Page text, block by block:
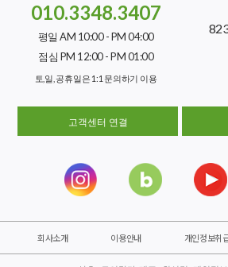
010.3348.3407
평일 AM 10:00 - PM 04:00
점심 PM 12:00 - PM 01:00
토,일, 공휴일은 1:1 문의하기 이용
고객센터 연결
회사소개 이용안내 개인정보취